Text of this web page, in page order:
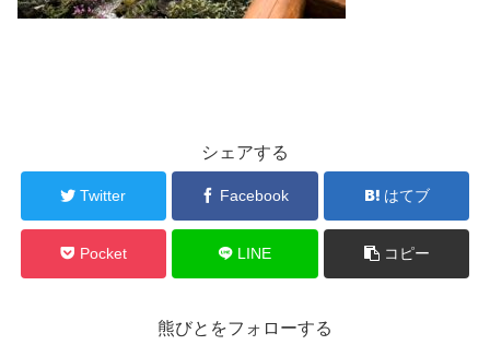
シェアする
Twitter Facebook はてブ
Pocket LINE コピー
熊びとをフォローする